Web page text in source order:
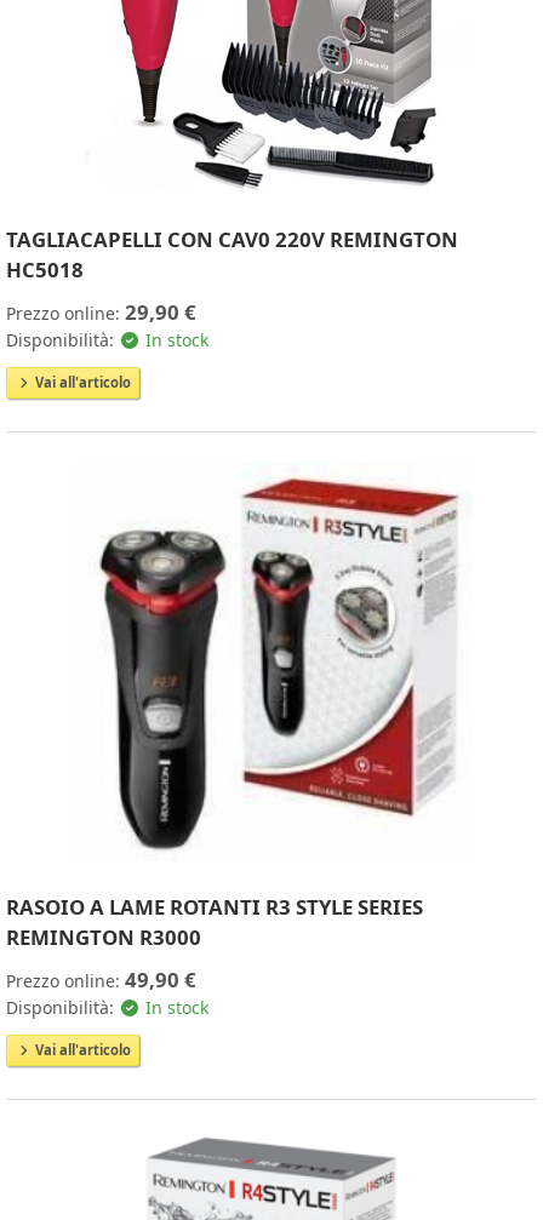
TAGLIACAPELLI CON CAV0 220V REMINGTON
HC5018
Prezzo online: 29,90 €
Disponibilità: In stock
Vai all'articolo
RASOIO A LAME ROTANTI R3 STYLE SERIES
REMINGTON R3000
Prezzo online: 49,90 €
Disponibilità: In stock
Vai all'articolo